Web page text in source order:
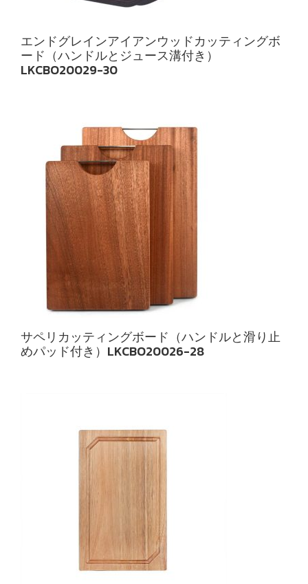
エンドグレインアイアンウッドカッティングボ
ード（ハンドルとジュース溝付き）
LKCBO20029-30
サペリカッティングボード（ハンドルと滑り止
めパッド付き）LKCBO20026-28